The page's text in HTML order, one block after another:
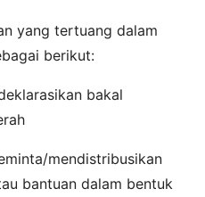
yang tertuang dalam
berikut:
bakal
mendistribusikan
bantuan dalam bentuk